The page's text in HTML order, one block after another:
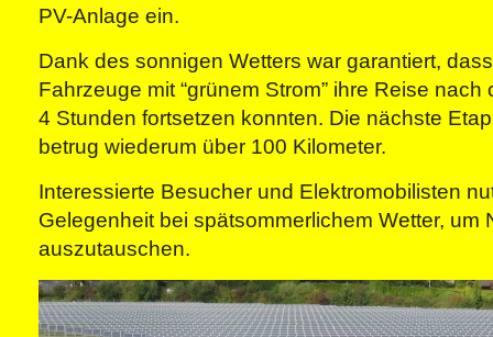
PV-Anlage ein.
Dank des sonnigen Wetters war garantiert,
Fahrzeuge mit “grünem Strom” ihre Reise nach
4 Stunden fortsetzen konnten. Die nächste
betrug wiederum über 100 Kilometer.
Interessierte Besucher und Elektromobilisten
Gelegenheit bei spätsommerlichem Wetter, um
auszutauschen.